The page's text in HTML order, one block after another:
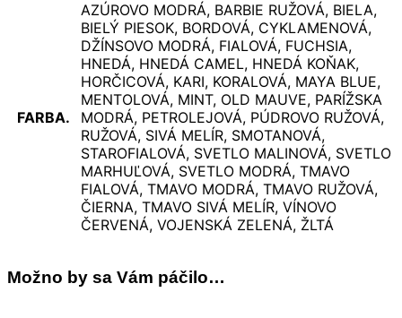
FARBA.
AZÚROVO MODRÁ, BARBIE RUŽOVÁ, BIELA,
BIELÝ PIESOK, BORDOVÁ, CYKLAMENOVÁ,
DŽÍNSOVO MODRÁ, FIALOVÁ, FUCHSIA,
HNEDÁ, HNEDÁ CAMEL, HNEDÁ KOŇAK,
HORČICOVÁ, KARI, KORALOVÁ, MAYA BLUE,
MENTOLOVÁ, MINT, OLD MAUVE, PARÍŽSKA
MODRÁ, PETROLEJOVÁ, PÚDROVO RUŽOVÁ,
RUŽOVÁ, SIVÁ MELÍR, SMOTANOVÁ,
STAROFIALOVÁ, SVETLO MALINOVÁ, SVETLO
MARHUĽOVÁ, SVETLO MODRÁ, TMAVO
FIALOVÁ, TMAVO MODRÁ, TMAVO RUŽOVÁ,
ČIERNA, TMAVO SIVÁ MELÍR, VÍNOVO
ČERVENÁ, VOJENSKÁ ZELENÁ, ŽLTÁ
Možno by sa Vám páčilo…